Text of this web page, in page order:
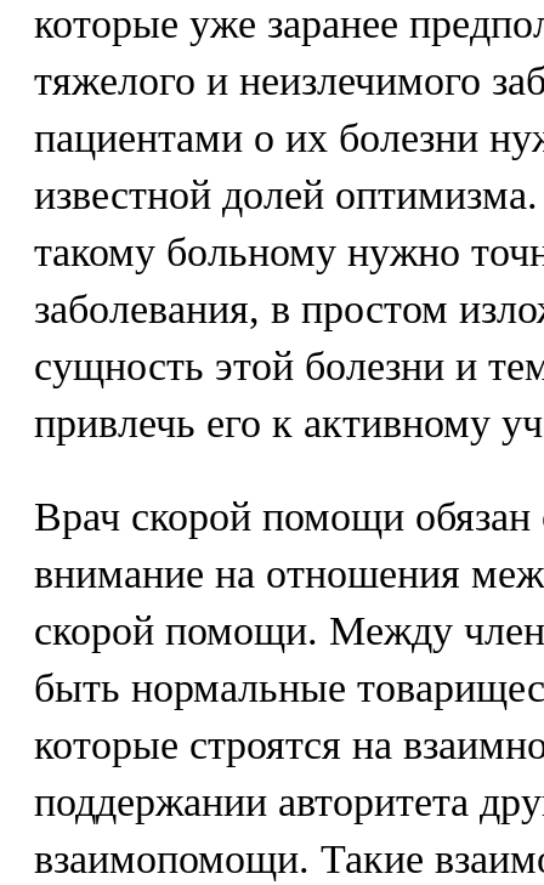
которые уже заранее
тяжелого и неизлечимого
пациентами о их болезни
известной долей
такому больному нужно
заболевания, в простом
сущность этой болезни и
привлечь его к активному
Врач скорой помощи обязан
внимание на отношения
скорой помощи. Между
быть нормальные
которые строятся на
поддержании авторитета
взаимопомощи. Такие